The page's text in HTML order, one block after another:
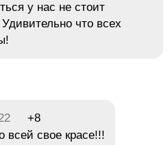
у нас не стоит
что всех
+8
всей свое красе!!!